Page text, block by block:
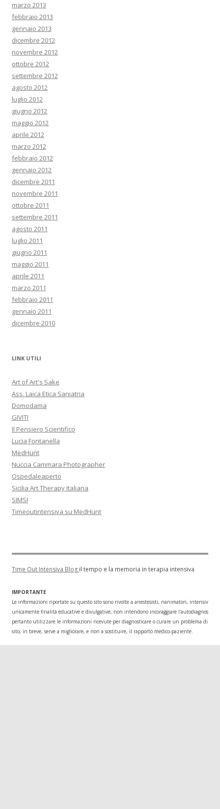
marzo 2013
febbraio 2013
gennaio 2013
dicembre 2012
novembre 2012
ottobre 2012
settembre 2012
agosto 2012
luglio 2012
giugno 2012
maggio 2012
aprile 2012
marzo 2012
febbraio 2012
gennaio 2012
dicembre 2011
novembre 2011
ottobre 2011
settembre 2011
agosto 2011
luglio 2011
giugno 2011
maggio 2011
aprile 2011
marzo 2011
febbraio 2011
gennaio 2011
dicembre 2010
LINK UTILI
Art of Art's Sake
Ass. Laica Etica Saniatria
Domodama
GIVITI
Il Pensiero Scientifico
Lucia Fontanella
MedHunt
Nuccia Cammara Photographer
Ospedaleaperto
Sicilia Art Therapy Italiana
SIMSI
Timeoutintensiva su MedHunt
Time Out Intensiva Blog il tempo e la memoria in terapia intensiva
IMPORTANTE
Le informazioni riportate su questo sito sono rivolte a anestesisti, rianimatori,
unicamente finalità educative e divulgative, non intendono incoraggiare l'autodiagnosi o
pertanto utilizzare le informazioni ricevute per diagnosticare o curare un problema di
sito, in breve, serve a migliorare, e non a sostituire, il rapporto medico-paziente.